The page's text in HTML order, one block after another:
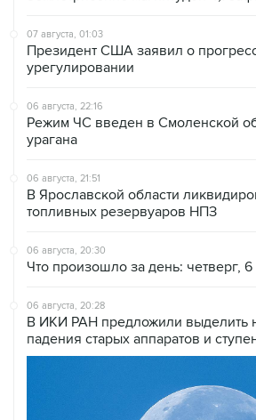
07 августа, 01:03
Президент США заявил о
урегулировании
06 августа, 22:16
Режим ЧС введен в Смоленской
урагана
06 августа, 21:51
В Ярославской области
топливных резервуаров НПЗ
06 августа, 20:30
Что произошло за день: четверг, 6
06 августа, 20:28
В ИКИ РАН предложили выделить
падения старых аппаратов и